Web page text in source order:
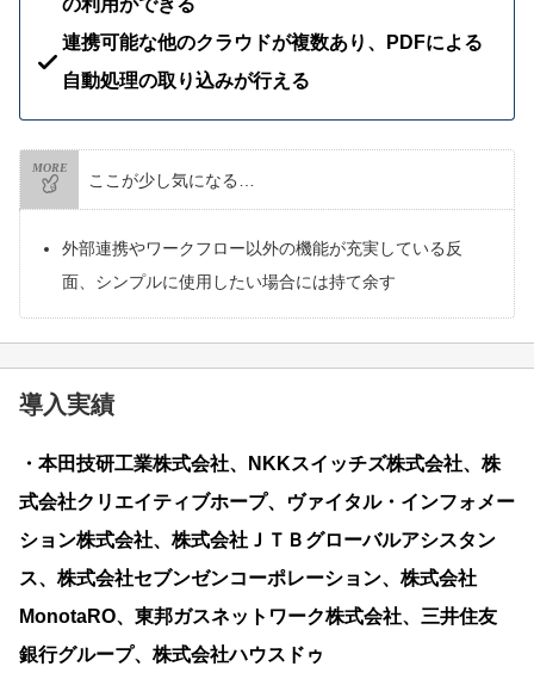
の利用ができる
連携可能な他のクラウドが複数あり、PDFによる
自動処理の取り込みが行える
MORE
ここが少し気になる…
外部連携やワークフロー以外の機能が充実している反
面、シンプルに使用したい場合には持て余す
導入実績
・本田技研工業株式会社、NKKスイッチズ株式会社、株
式会社クリエイティブホープ、ヴァイタル・インフォメー
ション株式会社、株式会社ＪＴＢグローバルアシスタン
ス、株式会社セブンゼンコーポレーション、株式会社
MonotaRO、東邦ガスネットワーク株式会社、三井住友
銀行グループ、株式会社ハウスドゥ